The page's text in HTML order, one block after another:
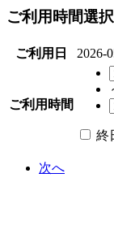
ご利用時間選択
ご利用日 2026-
ご利用時間
終
次へ